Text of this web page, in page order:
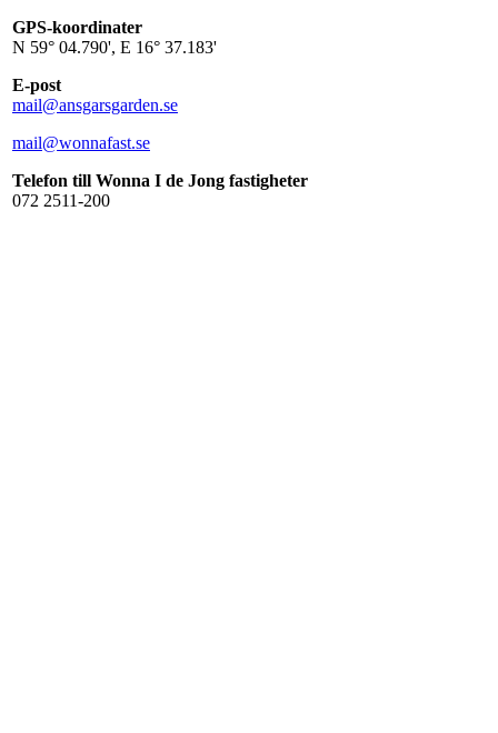
GPS-koordinater
N 59° 04.790', E 16° 37.183'
E-post
mail@ansgarsgarden.se
mail@wonnafast.se
Telefon till Wonna I de Jong fastigheter
072 2511-200